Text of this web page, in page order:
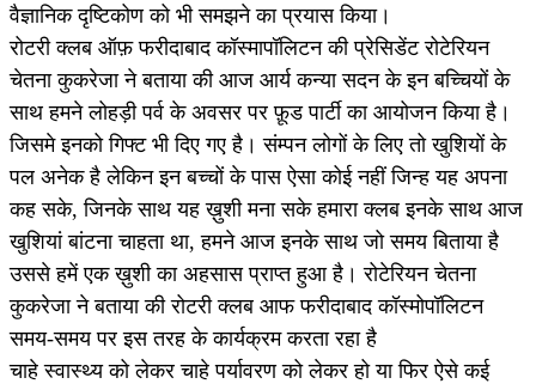
वैज्ञानिक दृष्टिकोण को भी समझने का प्रयास किया।
रोटरी क्लब ऑफ़ फरीदाबाद कॉस्मापॉलिटन की प्रेसिडेंट रोटेरियन
चेतना कुकरेजा ने बताया की आज आर्य कन्या सदन के इन बच्चियों के
साथ हमने लोहड़ी पर्व के अवसर पर फ़ूड पार्टी का आयोजन किया है।
जिसमे इनको गिफ्ट भी दिए गए है। संम्पन लोगों के लिए तो खुशियों के
पल अनेक है लेकिन इन बच्चों के पास ऐसा कोई नहीं जिन्ह यह अपना
कह सके, जिनके साथ यह ख़ुशी मना सके हमारा क्लब इनके साथ आज
खुशियां बांटना चाहता था, हमने आज इनके साथ जो समय बिताया है
उससे हमें एक ख़ुशी का अहसास प्राप्त हुआ है। रोटेरियन चेतना
कुकरेजा ने बताया की रोटरी क्लब आफ फरीदाबाद कॉस्मोपॉलिटन
समय-समय पर इस तरह के कार्यक्रम करता रहा है
चाहे स्वास्थ्य को लेकर चाहे पर्यावरण को लेकर हो या फिर ऐसे कई